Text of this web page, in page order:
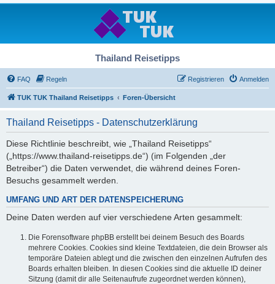
Thailand Reisetipps
FAQ Regeln Anmelden
Registrieren
TUK TUK Thailand Reisetipps Foren-Übersicht
Thailand Reisetipps - Datenschutzerklärung
Diese Richtlinie beschreibt, wie „Thailand Reisetipps“
(„https://www.thailand-reisetipps.de“) (im Folgenden „der
Betreiber“) die Daten verwendet, die während deines Foren-
Besuchs gesammelt werden.
UMFANG UND ART DER DATENSPEICHERUNG
Deine Daten werden auf vier verschiedene Arten gesammelt:
Die Forensoftware phpBB erstellt bei deinem Besuch des Boards
mehrere Cookies. Cookies sind kleine Textdateien, die dein Browser als
temporäre Dateien ablegt und die zwischen den einzelnen Aufrufen des
Boards erhalten bleiben. In diesen Cookies sind die aktuelle ID deiner
Sitzung (damit dir alle Seitenaufrufe zugeordnet werden können),